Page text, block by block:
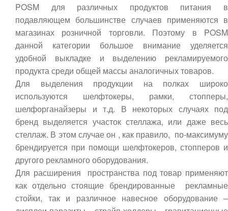
POSM для различных продуктов питания в
подавляющем большинстве случаев применяются в
магазинах розничной торговли. Поэтому в POSM
данной категории большое внимание уделяется
удобной выкладке и выделению рекламируемого
продукта среди общей массы аналогичных товаров.
Для выделения продукции на полках широко
используются шелфтокеры, рамки, стопперы,
шелфорганайзеры и т.д. В некоторых случаях под
бренд выделяется участок стеллажа, или даже весь
стеллаж. В этом случае он , как правило, по-максимуму
брендируется при помощи шелфтокеров, стопперов и
другого рекламного оборудования.
Для расширения пространства под товар применяют
как отдельно стоящие брендированные рекламные
стойки, так и различное навесное оборудование –